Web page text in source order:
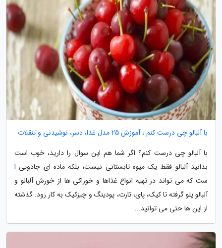
با آلبالو چی درست کنم ، آموزش 25 مدل غذا، دسر، نوشیدنی و تنقلات
با آلبالو چی درست کنم؟ اگر شما هم این سوال را دارید، خوب است
بدانید آلبالو فقط یک میوه تابستانی نیست؛ بلکه ماده ای جادویی ا
ست که می تواند در تهیه انواع غذاها و خوراکی ها از خورش آلبالو و
آلبالو پلو گرفته تا کیک، پای، تارت، پودینگ و چیزکیک به کار رود. گذشته
از این ها حتی می توانید...